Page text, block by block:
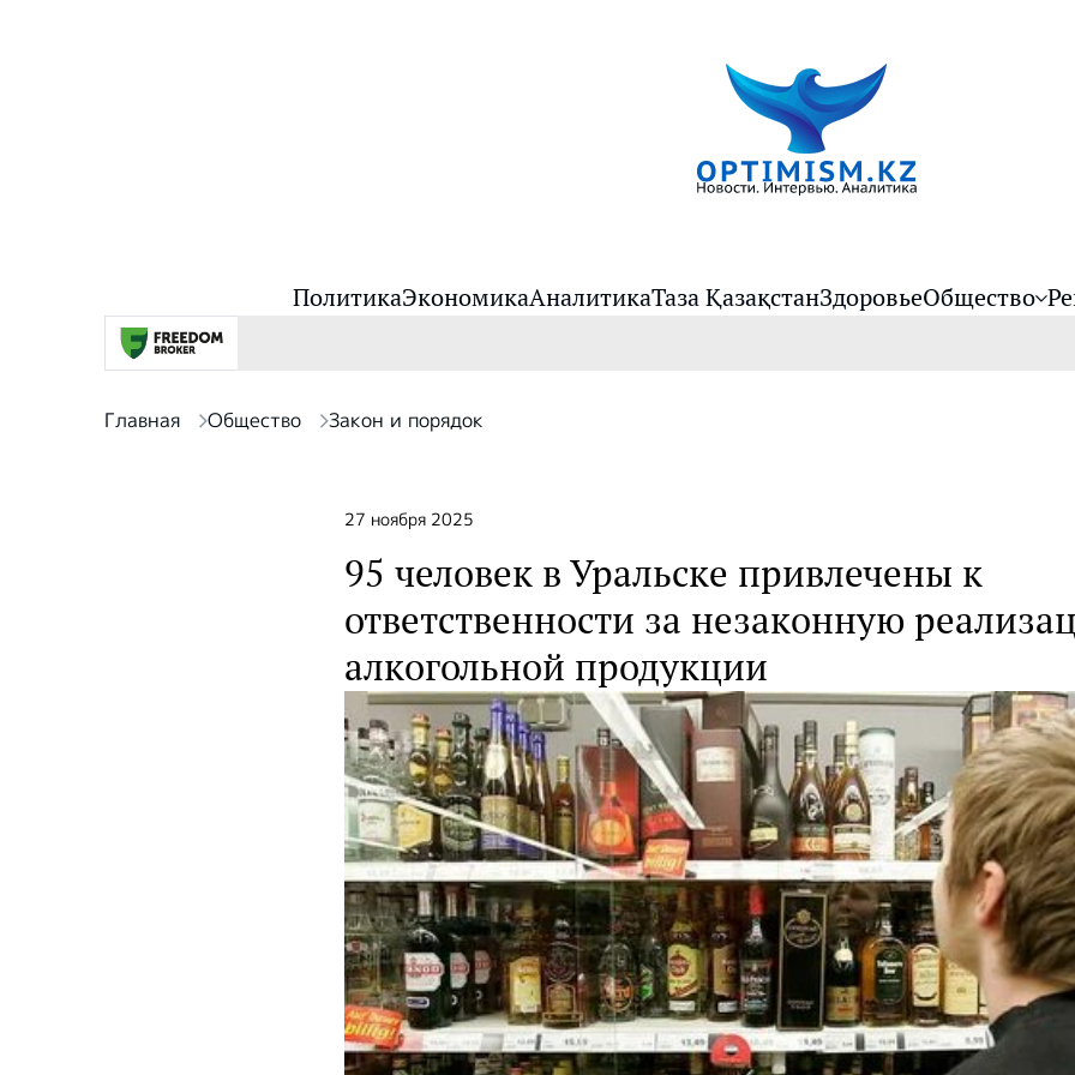
ПолитикаЭкономикаАналитикаТаза ҚазақстанЗдоровьеОбщество
Главная Общество Закон и порядок
27 ноября 2025
95 человек в Уральске привлечены к
ответственности за незаконную
алкогольной продукции